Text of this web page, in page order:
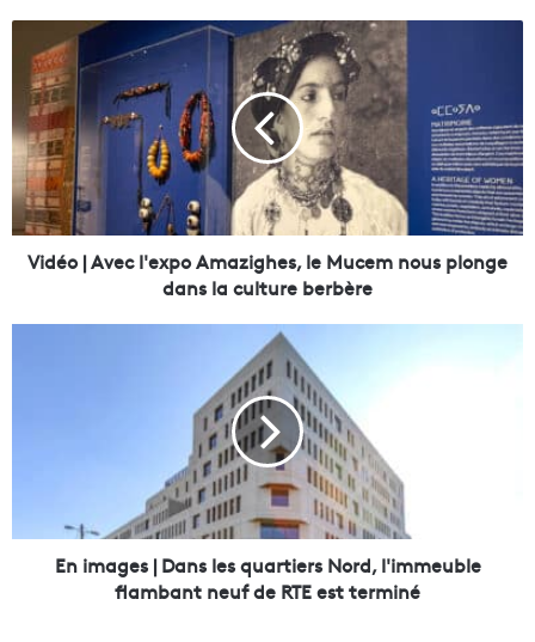
o
|
A
v
e
i
Vidéo | Avec l'expo Amazighes, le Mucem nous plonge
dans la culture berbère
|
En images | Dans les quartiers Nord, l'immeuble
flambant neuf de RTE est terminé